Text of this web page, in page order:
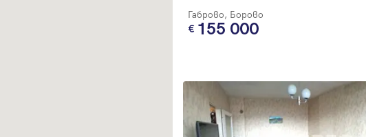
Габрово, Борово
155 000